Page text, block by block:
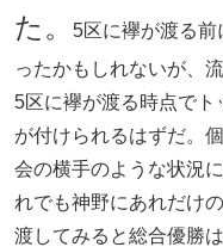
た。
5区に襷が渡る
ったかもしれないが、
5区に襷が渡る時点で
が付けられるはずだ。
会の横手のような状況
れでも神野にあれだけ
渡してみると総合優勝